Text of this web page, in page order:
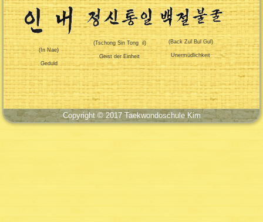
(In Nae)
Geduld
(Tschong Sin Tong il)
Geist der Einheit
(Back Zul Bul Gul)
Unermüdlichkeit
Copyright © 2017Taekwondoschule Kim